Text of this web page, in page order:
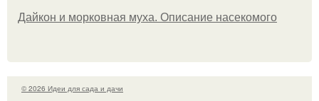
Дайкон и морковная муха. Описание насекомого
© 2026 Идеи для сада и дачи